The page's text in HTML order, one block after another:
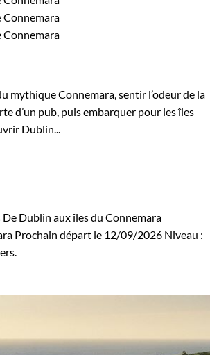
Forêts, collines, rivières et lacs
mythique Connemara, sentir l’odeur de la
d’un pub, puis embarquer pour les îles
Dublin...
De Dublin aux îles du Connemara
Prochain départ le 12/09/2026 Niveau :